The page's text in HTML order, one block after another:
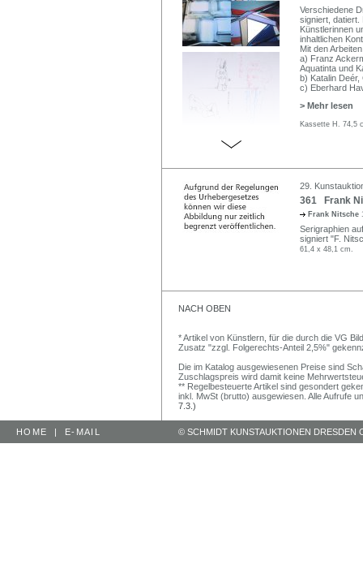
Verschiedene
signiert, datiert.
Künstlerinnen
inhaltlichen
Mit den
a) Franz
Aquatinta und
b) Katalin
c) Eberhard
> Mehr lesen
Kassette H. 74,5
29.
361 Frank
Frank Nitsche
Serigraphien
signiert "F.
61,4 x 48,1 cm.
NACH OBEN
* Artikel von Künstlern, für die durch die VG
Zusatz "zzgl. Folgerechts-Anteil 2,5%"
Die im Katalog ausgewiesenen Preise sind
Zuschlagspreis wird damit keine
** Regelbesteuerte Artikel sind gesondert
inkl. MwSt (brutto) ausgewiesen. Alle Aufrufe
7.3.)
HOME | E-MAIL © SCHMIDT KUNSTAUKTIONEN DRESDEN